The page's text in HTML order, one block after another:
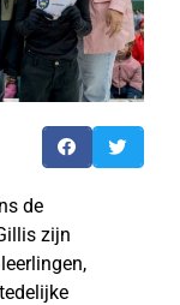
de
zijn